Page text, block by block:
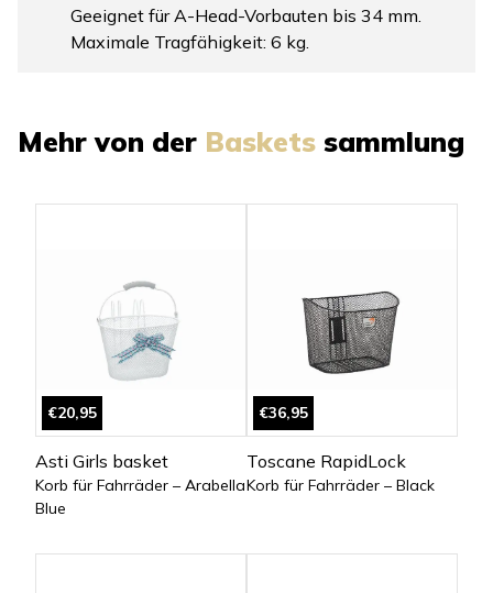
Geeignet für A-Head-Vorbauten bis 34 mm.
Maximale Tragfähigkeit: 6 kg.
Mehr von der Baskets sammlung
€20,95
Asti Girls basket
Korb für Fahrräder – Arabella
Blue
€36,95
Toscane RapidLock
Korb für Fahrräder – Black